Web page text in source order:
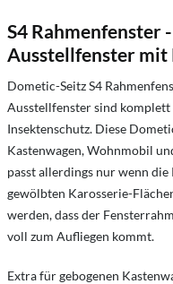
S4 Rahmenfenster
Ausstellfenster mit
Dometic-Seitz S4
Ausstellfenster sind
Insektenschutz. Diese
Kastenwagen, Wohnmobil
passt allerdings nur wenn
gewölbten Karosserie-
werden, dass der
voll zum Aufliegen kommt.
Extra für gebogenen